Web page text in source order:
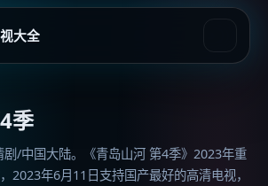
大全
大全
季
/中国大陆。《青岛山河 第4季》2023年重
2023年6月11日支持国产最好的高清电视，